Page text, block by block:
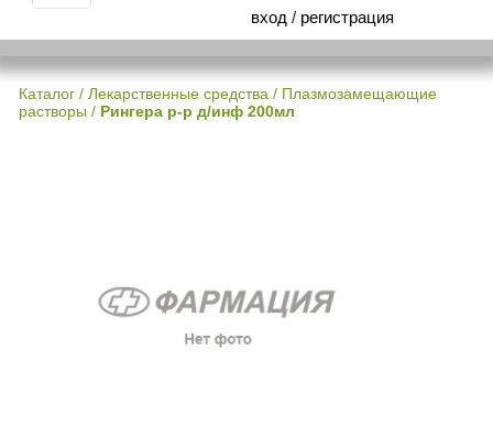
вход / регистрация
Каталог / Лекарственные средства / Плазмозамещающие
растворы / Рингера р-р д/инф 200мл